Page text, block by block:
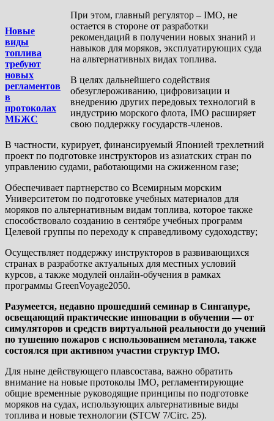
Новые
виды
топлива
требуют
новых
регламентов
в
протоколах
МБЖС
При этом, главный регулятор – IMO, не
остается в стороне от разработки
рекомендаций в получении новых знаний и
навыков для моряков, эксплуатирующих суда
на альтернативных видах топлива.
В целях дальнейшего содействия
обезуглероживанию, цифровизации и
внедрению других передовых технологий в
индустрию морского флота, IMO расширяет
свою поддержку государств-членов.
В частности, курирует, финансируемый Японией трехлетний
проект по подготовке инструкторов из азиатских стран по
управлению судами, работающими на сжиженном газе;
Обеспечивает партнерство со Всемирным морским
Университетом по подготовке учебных материалов для
моряков по альтернативным видам топлива, которое также
способствовало созданию в сентябре учебных программ
Целевой группы по переходу к справедливому судоходству;
Осуществляет поддержку инструкторов в развивающихся
странах в разработке актуальных для местных условий
курсов, а также модулей онлайн-обучения в рамках
программы GreenVoyage2050.
Разумеется, недавно прошедший семинар в Сингапуре,
освещающий практические инновации в обучении — от
симуляторов и средств виртуальной реальности до учений
по тушению пожаров с использованием метанола, также
состоялся при активном участии структур IMO.
Для ныне действующего плавсостава, важно обратить
внимание на новые протоколы IMO, регламентирующие
общие временные руководящие принципы по подготовке
моряков на судах, использующих альтернативные виды
топлива и новые технологии (STCW 7/Circ. 25).